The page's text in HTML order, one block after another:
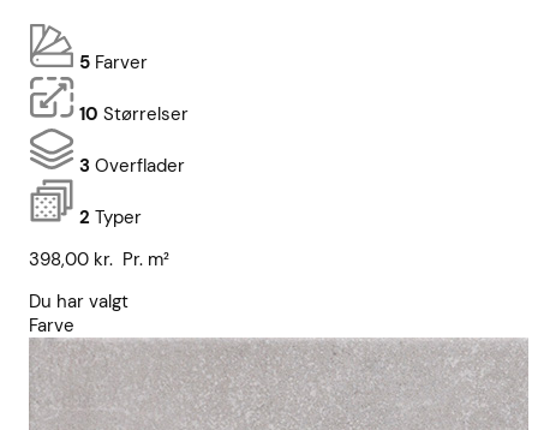
5 Farver
10 Størrelser
3 Overflader
2 Typer
398,00 kr. Pr. m²
Du har valgt
Farve